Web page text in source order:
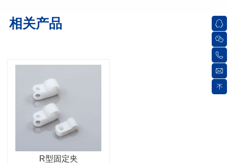
相关产品
R型固定夹